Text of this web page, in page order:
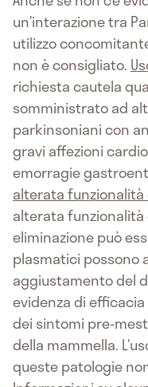
un’interazione tra
utilizzo
non è consigliato.
richiesta cautela
somministrato ad
parkinsoniani con
gravi affezioni
emorragie
alterata
alterata
eliminazione può
plasmatici possono
aggiustamento del
evidenza di
dei sintomi pre-
della mammella.
queste patologie